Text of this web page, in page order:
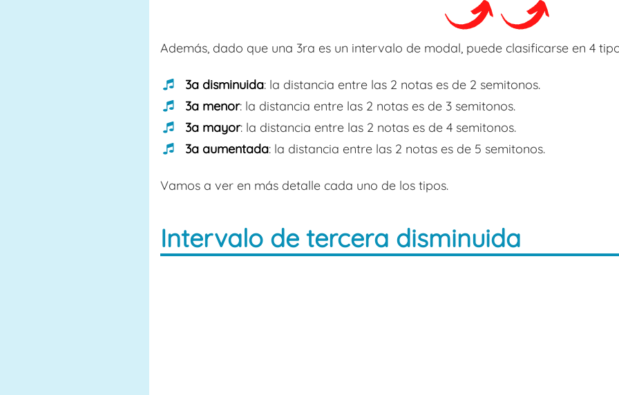
Además, dado que una 3ra es un intervalo de modal, puede clasificarse en 4
3a disminuida: la distancia entre las 2 notas es de 2 semitonos.
3a menor: la distancia entre las 2 notas es de 3 semitonos.
3a mayor: la distancia entre las 2 notas es de 4 semitonos.
3a aumentada: la distancia entre las 2 notas es de 5 semitonos.
Vamos a ver en más detalle cada uno de los tipos.
Intervalo de tercera disminuida